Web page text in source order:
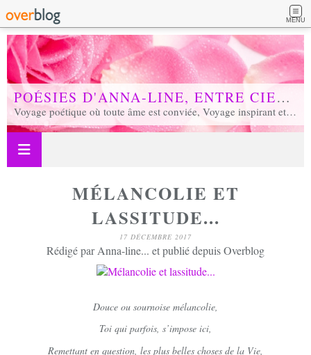
MENU
POÉSIES D'ANNA-LINE, ENTRE CIEL ET TERRE...
Voyage poétique où toute âme est conviée, Voyage inspirant et inspiré, Voyage en soi et d'unité, Voyage au coeur de notre réalité...
MÉLANCOLIE ET
LASSITUDE...
17 DÉCEMBRE 2017
Rédigé par Anna-line... et publié depuis Overblog
Douce ou sournoise mélancolie,
Toi qui parfois, s’impose ici,
Remettant en question, les plus belles choses de la Vie,